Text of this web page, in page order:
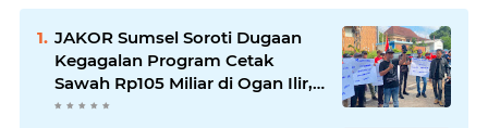
JAKOR Sumsel Soroti Dugaan
Kegagalan Program Cetak
Sawah Rp105 Miliar di Ogan Ilir,
Desak Kadis Pertanian Mundur